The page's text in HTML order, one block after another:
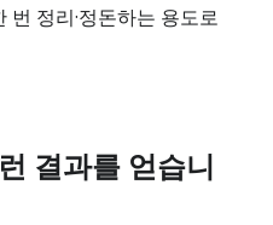
번 정리·정돈하는 용도로
결과를 얻습니